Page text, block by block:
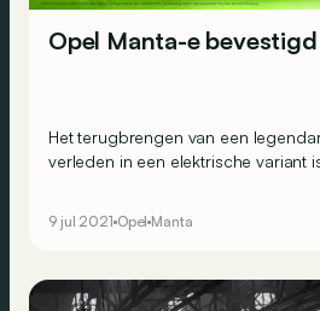
Opel Manta-e bevestigd
Het terugbrengen van een
verleden in een elektrische variant
9 jul 2021 Opel Manta